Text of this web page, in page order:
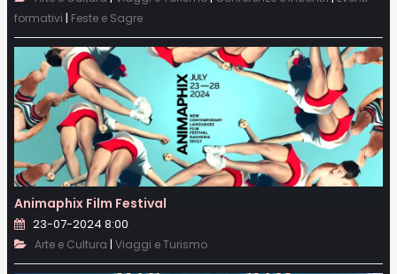
formativi | Feste e Sagre
Animaphix Film Festival
23-07-2024 8:00
Arte e Cultura | Viaggi e Turismo